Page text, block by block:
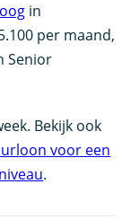
in
per maand,
Senior
Bekijk ook
voor een
.